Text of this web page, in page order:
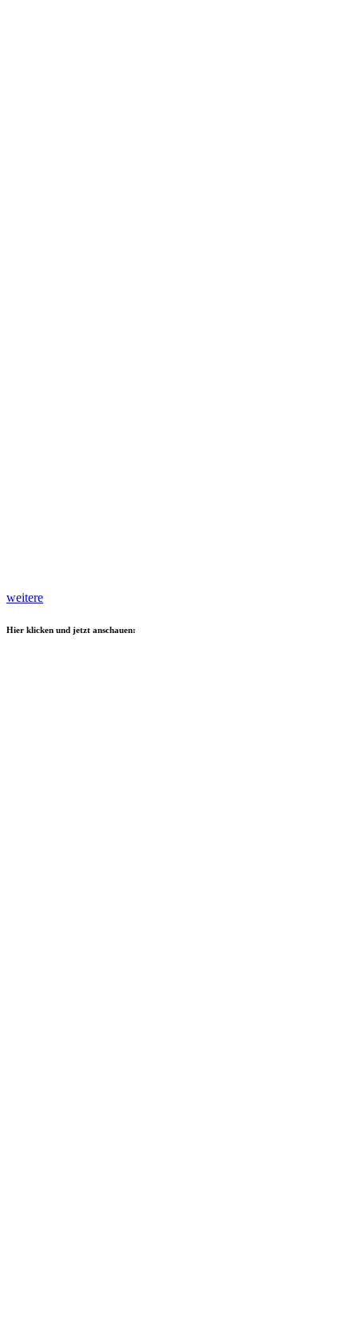
weitere
Hier klicken und jetzt anschauen: